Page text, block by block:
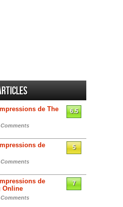
de The
Comments
6.5
de
Comments
5
de
Online
Comments
7